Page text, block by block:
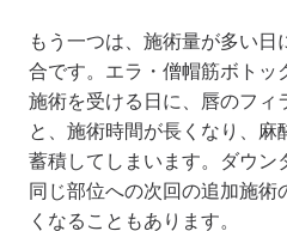
もう一つは、施術量が多い
合です。エラ・僧帽筋ボトッ
施術を受ける日に、唇のフィ
と、施術時間が長くなり、
蓄積してしまいます。ダウン
同じ部位への次回の追加施術
くなることもあります。